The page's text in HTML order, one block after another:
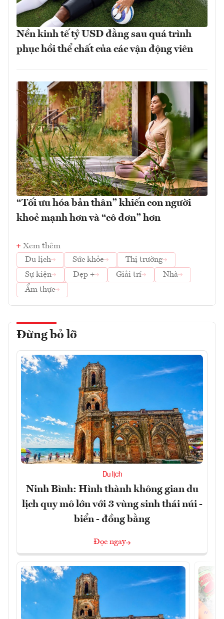
Nền kinh tế tỷ USD đằng sau quá trình
phục hồi thể chất của các vận động viên
“Tối ưu hóa bản thân” khiến con người
khoẻ mạnh hơn và “cô đơn” hơn
Xem thêm
Du lịch
Sức khỏe
Thị trường
Sự kiện
Đẹp + Giải trí
Nhà
Ẩm thực
Đừng bỏ lỡ
Du lịch
Ninh Bình: Hình thành không gian du
lịch quy mô lớn với 3 vùng sinh thái núi -
biển - đồng bằng
Đọc ngay